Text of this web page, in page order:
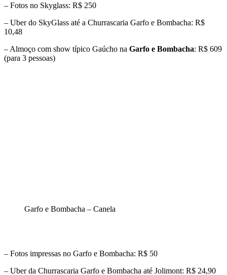
– Fotos no Skyglass: R$ 250
– Uber do SkyGlass até a Churrascaria Garfo e Bombacha: R$
10,48
– Almoço com show típico Gaúcho na Garfo e Bombacha: R$ 609
(para 3 pessoas)
Garfo e Bombacha – Canela
– Fotos impressas no Garfo e Bombacha: R$ 50
– Uber da Churrascaria Garfo e Bombacha até Jolimont: R$ 24,90